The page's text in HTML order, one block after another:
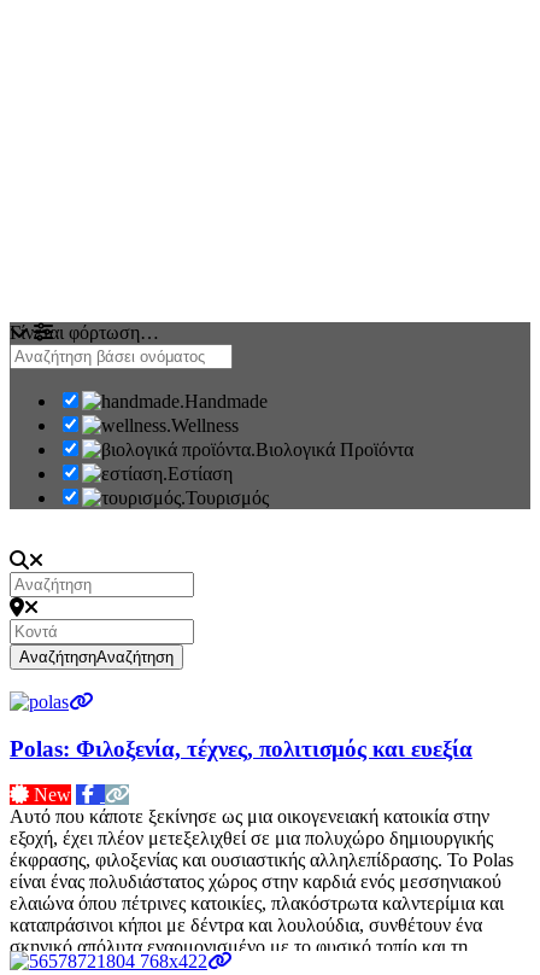
Γίνεται φόρτωση…
Handmade
Wellness
Βιολογικά Προϊόντα
Εστίαση
Τουρισμός
ΑναζήτησηΑναζήτηση
Polas: Φιλοξενία, τέχνες, πολιτισμός και ευεξία
New
Αυτό που κάποτε ξεκίνησε ως μια οικογενειακή κατοικία στην
εξοχή, έχει πλέον μετεξελιχθεί σε μια πολυχώρο δημιουργικής
έκφρασης, φιλοξενίας και ουσιαστικής αλληλεπίδρασης. Το Polas
είναι ένας πολυδιάστατος χώρος στην καρδιά ενός μεσσηνιακού
ελαιώνα όπου πέτρινες κατοικίες, πλακόστρωτα καλντερίμια και
καταπράσινοι κήποι με δέντρα και λουλούδια, συνθέτουν ένα
σκηνικό απόλυτα εναρμονισμένο με το φυσικό τοπίο και τη
μανιάτικη αρχιτεκτονική. Με ρίζες